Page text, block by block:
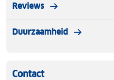
Reviews
Duurzaamheid
Contact